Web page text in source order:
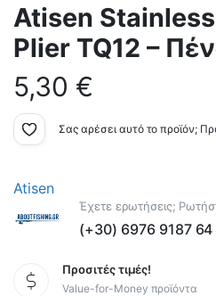
Atisen
Plier TQ12 –
5,30 €
Σας αρέσει αυτό το προϊόν;
Atisen
Έχετε ερωτήσεις;
(+30) 6976 9187 64
Προσιτές τιμές!
Value-for-Money προϊόντα